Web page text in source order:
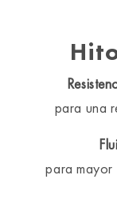
para una
para mayor